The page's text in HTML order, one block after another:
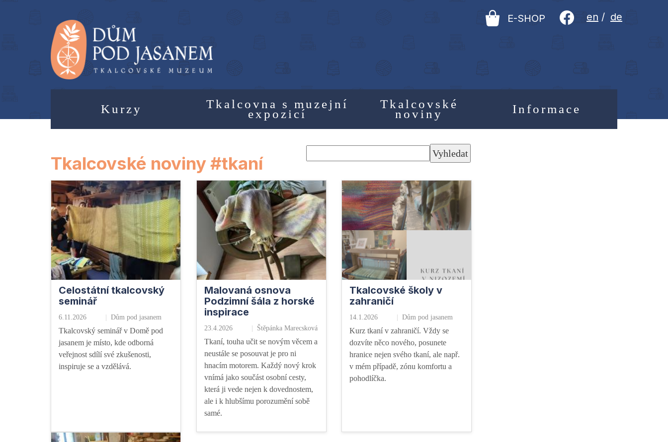
en / de
E-SHOP
Kurzy Tkalcovna s muzejní
expozicí
Tkalcovské
noviny Informace
Vyhledat
Tkalcovské noviny #tkaní
Celostátní tkalcovský
seminář
6.11.2026 Dům pod jasanem
Tkalcovský seminář v Domě pod
jasanem je místo, kde odborná
veřejnost sdílí své zkušenosti,
inspiruje se a vzdělává.
Malovaná osnova
Podzimní šála z horské
inspirace
23.4.2026 Štěpánka Marecsková
Tkaní, touha učit se novým věcem a
neustále se posouvat je pro ni
hnacím motorem. Každý nový krok
vnímá jako součást osobní cesty,
která ji vede nejen k dovednostem,
ale i k hlubšímu porozumění sobě
samé.
Tkalcovské školy v
zahraničí
14.1.2026 Dům pod jasanem
Kurz tkaní v zahraničí. Vždy se
dozvíte něco nového, posunete
hranice nejen svého tkaní, ale např.
v mém případě, zónu komfortu a
pohodlíčka.